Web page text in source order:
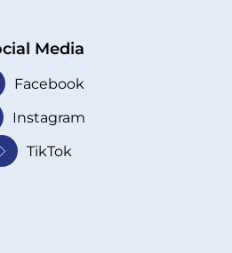
Media
Facebook
Instagram
TikTok